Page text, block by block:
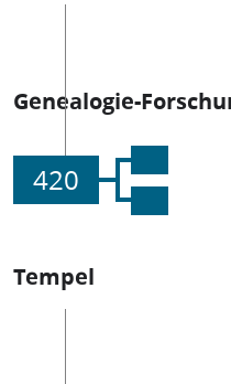
Genealogie-
420
Tempel